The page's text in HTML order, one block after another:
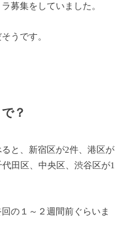
募集をしていました。
うです。
？
と、新宿区が2件、港区が
田区、中央区、渋谷区が1
の１～２週間前ぐらいま